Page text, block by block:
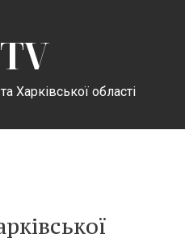
TV
Харківської області